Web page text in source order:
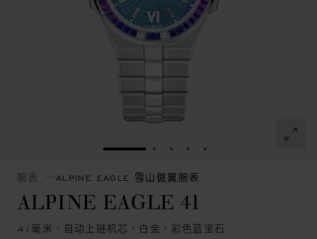
转到幻灯片 1转到幻灯片 2
转到幻灯片 3
转到幻灯片 4
转到幻灯片 5
腕表 ALPINE EAGLE 雪山傲翼腕表
ALPINE EAGLE 41
41毫米、自动上链机芯、白金、彩色蓝宝石